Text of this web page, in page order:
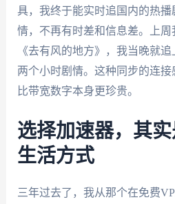
具，我终于能实时追国内的热播
情，不再有时差和信息差。上周
《去有风的地方》，我当晚就
两个小时剧情。这种同步的连接
比带宽数字本身更珍贵。
选择加速器，其
生活方式
三年过去了，我从那个在免费